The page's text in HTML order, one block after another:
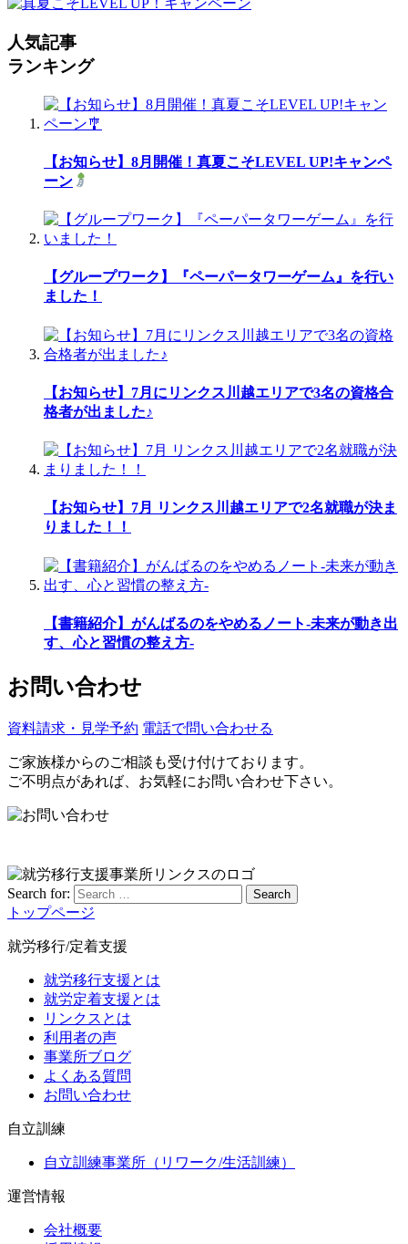
人気記事
ランキング
【お知らせ】8月開催！真夏こそLEVEL UP!キャンペ
ーン
【グループワーク】『ペーパータワーゲーム』を行い
ました！
【お知らせ】7月にリンクス川越エリアで3名の資格合
格者が出ました♪
【お知らせ】7月 リンクス川越エリアで2名就職が決ま
りました！！
【書籍紹介】がんばるのをやめるノート-未来が動き出
す、心と習慣の整え方-
お問い合わせ
資料請求・見学予約 電話で問い合わせる
ご家族様からのご相談も受け付けております。
ご不明点があれば、お気軽にお問い合わせ下さい。
Search for: Search
トップページ
就労移行/定着支援
就労移行支援とは
就労定着支援とは
リンクスとは
利用者の声
事業所ブログ
よくある質問
お問い合わせ
自立訓練
自立訓練事業所（リワーク/生活訓練）
運営情報
会社概要